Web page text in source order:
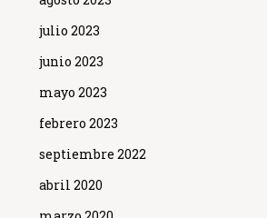
julio 2023
junio 2023
mayo 2023
febrero 2023
septiembre 2022
abril 2020